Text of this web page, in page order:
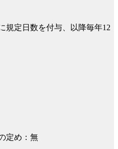
規定日数を付与、以降毎年12
定め：無